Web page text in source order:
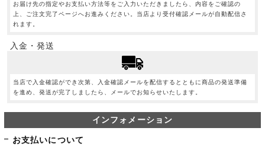
お届け先の指定やお支払い方法等をご入力いただきましたら、内容をご確認の
上、ご注文完了ページへお進みください。当店より受付確認メールが自動配信さ
れます。
入金・発送
当店で入金確認ができ次第、入金確認メールを配信するとともに商品の発送準備
を進め、発送が完了しましたら、メールでお知らせいたします。
インフォメーション
お支払いについて